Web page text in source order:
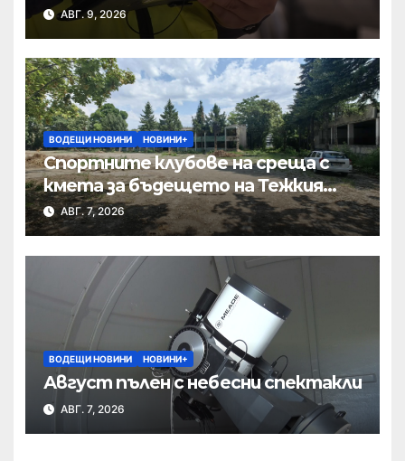
АВГ. 9, 2026
ВОДЕЩИ НОВИНИ НОВИНИ+
Спортните клубове на среща с
кмета за бъдещето на Тежкия
полк
АВГ. 7, 2026
ВОДЕЩИ НОВИНИ НОВИНИ+
Август пълен с небесни спектакли
АВГ. 7, 2026